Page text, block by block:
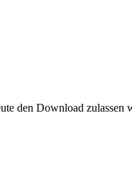
den Download zulassen